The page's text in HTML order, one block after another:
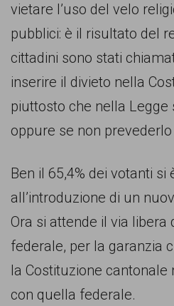
fenomeno
razzismo
curato
collaborazione
con
persone,
associazioni
vietare l’uso del velo
pubblici: è il risultato del
cittadini sono stati
inserire il divieto nella
piuttosto che nella Legge
oppure se non
Ben il 65,4% dei votanti
all’introduzione di un
Ora si attende il via libera
federale, per la garanzia
la Costituzione cantonale
con quella federale.